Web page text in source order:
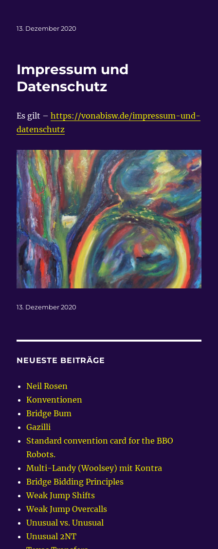
Veröffentlicht
13. Dezember 2020
Impressum und
Datenschutz
Es gilt –https://vonabisw.de/impressum-und-
datenschutz
Veröffentlicht
13. Dezember 2020
NEUESTE BEITRÄGE
Neil Rosen
Konventionen
Bridge Bum
Gazilli
Standard convention card for the BBO
Robots.
Multi-Landy (Woolsey) mit Kontra
Bridge Bidding Principles
Weak Jump Shifts
Weak Jump Overcalls
Unusual vs. Unusual
Unusual 2NT